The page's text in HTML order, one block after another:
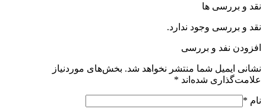
نقد و بررسی ها
نقد و بررسی وجود ندارد.
افزودن نفد و بررسی
نشانی ایمیل شما منتشر نخواهد شد. بخش‌های موردنیاز
علامت‌گذاری شده‌اند *
نام *